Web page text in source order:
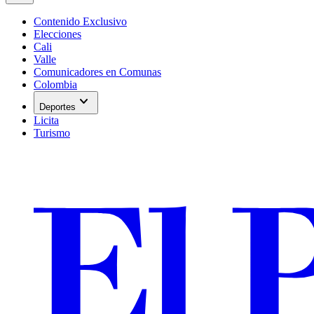
Contenido Exclusivo
Elecciones
Cali
Valle
Comunicadores en Comunas
Colombia
Deportes expand_more
Licita
Turismo